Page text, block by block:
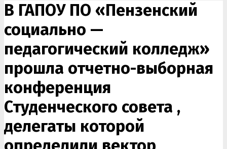
В ГАПОУ ПО «Пензенский
социально —
педагогический колледж»
прошла отчетно-выборная
конференция
Студенческого совета ,
делегаты которой